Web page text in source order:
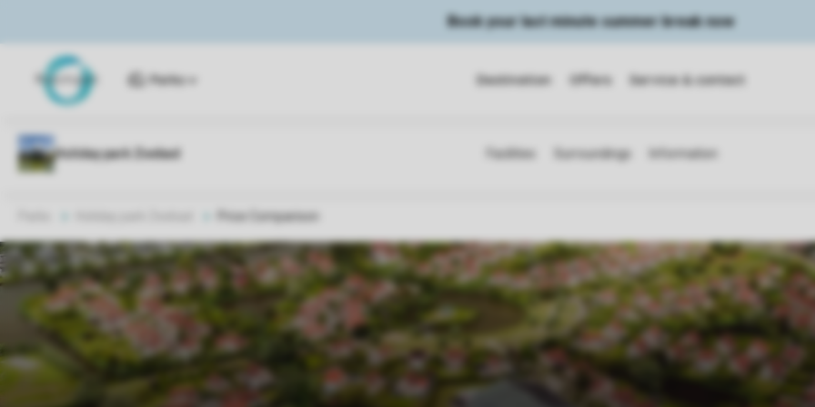
Book your last minute summer break now
Parks Destination Offers Service & contact
Price Comparison